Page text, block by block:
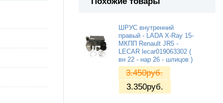
ШРУС внутренний
правый - LADA X-Ray 15-
МКПП Renault JR5 -
LECAR lecar019063302 (
вн 22 - нар 26 - шлицов )
3.450руб.
3.350руб.